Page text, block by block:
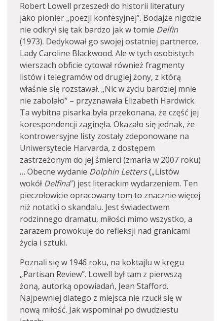
Robert Lowell przeszedł do historii literatury
jako pionier „poezji konfesyjnej”. Bodajże nigdzie
nie odkrył się tak bardzo jak w tomie Delfin
(1973). Dedykował go swojej ostatniej partnerce,
Lady Caroline Blackwood. Ale w tych osobistych
wierszach obficie cytował również fragmenty
listów i telegramów od drugiej żony, z którą
właśnie się rozstawał. „Nic w życiu bardziej mnie
nie zabolało” – przyznawała Elizabeth Hardwick.
Ta wybitna pisarka była przekonana, że część jej
korespondencji zaginęła. Okazało się jednak, że
kontrowersyjne listy zostały zdeponowane na
Uniwersytecie Harvarda, z dostępem
zastrzeżonym do jej śmierci (zmarła w 2007 roku)
… Obecne wydanie Dolphin Letters(„Listów
wokół Delfina”) jest literackim wydarzeniem. Ten
pieczołowicie opracowany tom to znacznie więcej
niż notatki o skandalu. Jest świadectwem
rodzinnego dramatu, miłości mimo wszystko, a
zarazem prowokuje do refleksji nad granicami
życia i sztuki.
Poznali się w 1946 roku, na koktajlu w kręgu
„Partisan Review”. Lowell był tam z pierwszą
żoną, autorką opowiadań, Jean Stafford.
Najpewniej dlatego z miejsca nie rzucił się w
nową miłość. Jak wspominał po dwudziestu